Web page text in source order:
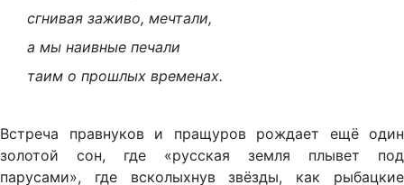
сгнивая заживо, мечтали,
а мы наивные печали
таим о прошлых временах.
Встреча правнуков и пращуров рождает ещё один
золотой сон, где «русская земля плывет под
парусами», где всколыхнув звёзды, как рыбацкие